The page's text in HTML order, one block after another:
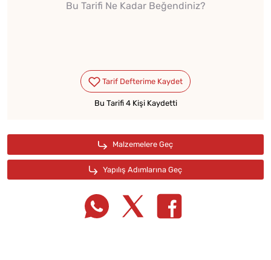
Bu Tarifi Ne Kadar Beğendiniz?
Bu Tarifi 4 Kişi Kaydetti